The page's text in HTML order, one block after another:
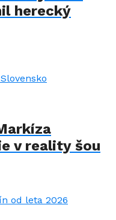
herecký
v reality šou